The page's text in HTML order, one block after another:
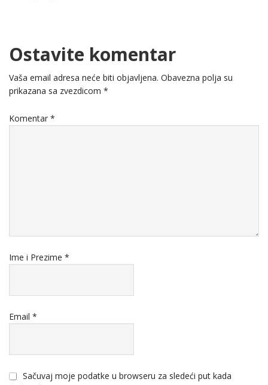
Ostavite komentar
Vaša email adresa neće biti objavljena. Obavezna polja su
prikazana sa zvezdicom *
Komentar *
Ime i Prezime *
Email *
Sačuvaj moje podatke u browseru za sledeći put kada